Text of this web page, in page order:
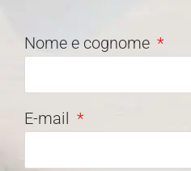
Nome e cognome
E-mail